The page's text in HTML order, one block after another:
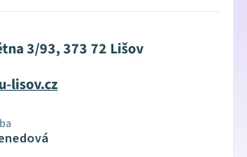
3/93, 373 72 Lišov
lisov.cz